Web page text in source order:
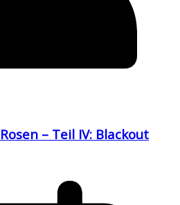
– Teil IV: Blackout